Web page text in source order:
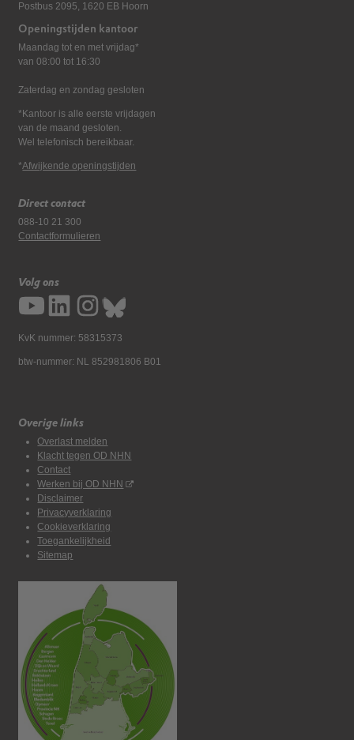
Postbus 2095, 1620 EB Hoorn
Openingstijden kantoor
Maandag tot en met vrijdag*
van 08:00 tot 16:30
Zaterdag en zondag gesloten
*Kantoor is alle eerste vrijdagen
van de maand gesloten.
Wel telefonisch bereikbaar.
*Afwijkende openingstijden
Direct contact
088-10 21 300
Contactformulieren
Volg ons
KvK nummer: 58315373
btw-nummer: NL 852981806 B01
Overige links
Overlast melden
Klacht tegen OD NHN
Contact
Werken bij OD NHN
Disclaimer
Privacyverklaring
Cookieverklaring
Toegankelijkheid
Sitemap